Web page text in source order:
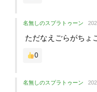
名無しのスプラトゥーン
ただなえごらがちょ
0
名無しのスプラトゥーン